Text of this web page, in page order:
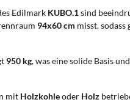
Edilmark KUBO.1sind
94x60 cm misst,
950 kg, was eine solide Basis
mit Holzkohleoder Holz